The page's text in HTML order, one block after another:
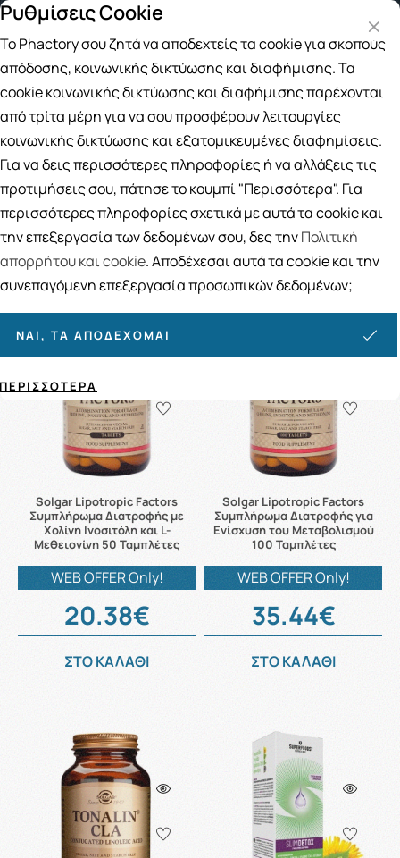
για αγορές άνω των 49€ Παραλαβή από το
Αναζήτηση
Αρχική / ΑΘΛΗΤΕΣ / Συμπληρώματα / Λιποδιαλύτες
Λιποδιαλύτες
32ΠΡΟΪΟΝΤΑ
Ταξινόμηση Προβολή
Solgar Lipotropic Factors
Συμπλήρωμα Διατροφής με
Χολίνη Ινοσιτόλη και L-
Μεθειονίνη 50 Ταμπλέτες
WEB OFFER Only!
20.38€
ΣΤΟ ΚΑΛΑΘΙ
Solgar Lipotropic Factors
Συμπλήρωμα Διατροφής για
Ενίσχυση του Μεταβολισμού
100 Ταμπλέτες
WEB OFFER Only!
35.44€
ΣΤΟ ΚΑΛΑΘΙ
Ρυθμίσεις Cookie
Το Phactory σου ζητά να αποδεχτείς τα cookie για σκοπούς
απόδοσης, κοινωνικής δικτύωσης και διαφήμισης. Τα
cookie κοινωνικής δικτύωσης και διαφήμισης παρέχονται
από τρίτα μέρη για να σου προσφέρουν λειτουργίες
κοινωνικής δικτύωσης και εξατομικευμένες διαφημίσεις.
Για να δεις περισσότερες πληροφορίες ή να αλλάξεις τις
προτιμήσεις σου, πάτησε το κουμπί "Περισσότερα". Για
περισσότερες πληροφορίες σχετικά με αυτά τα cookie και
την επεξεργασία των δεδομένων σου, δες τηνΠολιτική
απορρήτου και cookie. Αποδέχεσαι αυτά τα cookie και την
συνεπαγόμενη επεξεργασία προσωπικών δεδομένων;
ΝΑΙ, ΤΑ ΑΠΟΔΈΧΟΜΑΙ
ΠΕΡΙΣΣΌΤΕΡΑ